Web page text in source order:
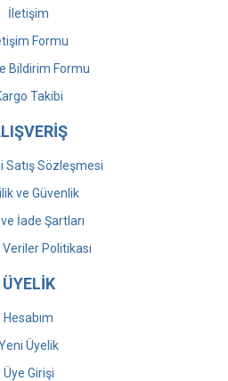
İletişim
Formu
Bildirim Formu
Takibi
Satış Sözleşmesi
ve Güvenlik
İade Şartları
Veriler Politikası
ÜYELİK
Hesabım
Üyelik
Üye Girişi